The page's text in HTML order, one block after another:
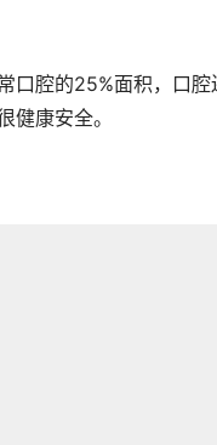
腔的25%面积，口腔
健康安全。